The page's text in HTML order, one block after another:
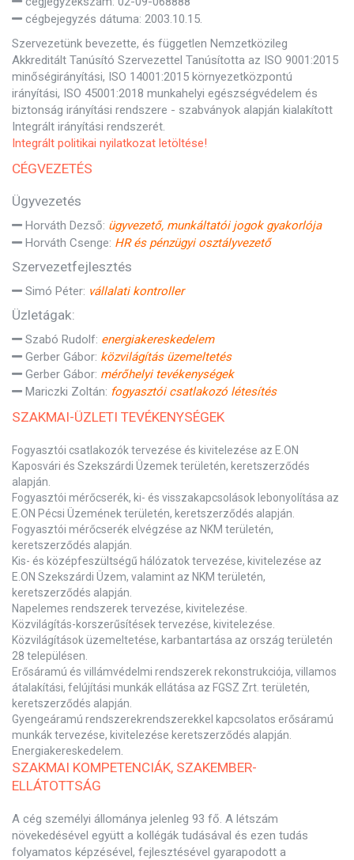
cégbejegyzés dátuma: 2003.10.15.
Szervezetünk bevezette, és független Nemzetközileg
Akkreditált Tanúsító Szervezettel Tanúsította az ISO 9001:2015
minőségirányítási, ISO 14001:2015 környezetközpontú
irányítási, ISO 45001:2018 munkahelyi egészségvédelem és
biztonság irányítási rendszere - szabványok alapján kialakított
Integrált irányítási rendszerét.
Integrált politikai nyilatkozat letöltése!
CÉGVEZETÉS
Ügyvezetés
Horváth Dezső: ügyvezető, munkáltatói jogok gyakorlója
Horváth Csenge: HR és pénzügyi osztályvezető
Szervezetfejlesztés
Simó Péter: vállalati kontroller
Üzletágak:
Szabó Rudolf: energiakereskedelem
Gerber Gábor: közvilágítás üzemeltetés
Gerber Gábor: mérőhelyi tevékenységek
Mariczki Zoltán: fogyasztói csatlakozó létesítés
SZAKMAI-ÜZLETI TEVÉKENYSÉGEK
Fogyasztói csatlakozók tervezése és kivitelezése az E.ON
Kaposvári és Szekszárdi Üzemek területén, keretszerződés
alapján.
Fogyasztói mérőcserék, ki- és visszakapcsolások lebonyolítása az
E.ON Pécsi Üzemének területén, keretszerződés alapján.
Fogyasztói mérőcserék elvégzése az NKM területén,
keretszerződés alapján.
Kis- és középfeszültségű hálózatok tervezése, kivitelezése az
E.ON Szekszárdi Üzem, valamint az NKM területén,
keretszerződés alapján.
Napelemes rendszerek tervezése, kivitelezése.
Közvilágítás-korszerűsítések tervezése, kivitelezése.
Közvilágítások üzemeltetése, karbantartása az ország területén
28 településen.
Erősáramú és villámvédelmi rendszerek rekonstrukciója, villamos
átalakítási, felújítási munkák ellátása az FGSZ Zrt. területén,
keretszerződés alapján.
Gyengeáramú rendszerekrendszerekkel kapcsolatos erősáramú
munkák tervezése, kivitelezése keretszerződés alapján.
Energiakereskedelem.
SZAKMAI KOMPETENCIÁK, SZAKEMBER-
ELLÁTOTTSÁG
A cég személyi állománya jelenleg 93 fő. A létszám
növekedésével együtt a kollégák tudásával és ezen tudás
folyamatos képzésével, fejlesztésével gyarapodott a